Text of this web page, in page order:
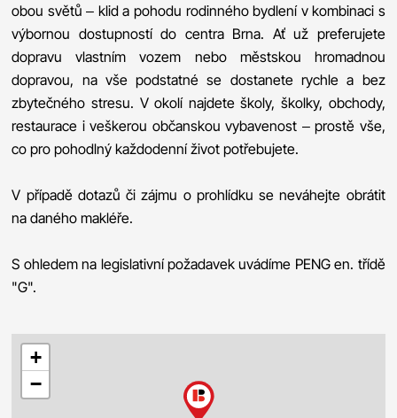
obou světů – klid a pohodu rodinného bydlení v kombinaci s
výbornou dostupností do centra Brna. Ať už preferujete
dopravu vlastním vozem nebo městskou hromadnou
dopravou, na vše podstatné se dostanete rychle a bez
zbytečného stresu. V okolí najdete školy, školky, obchody,
restaurace i veškerou občanskou vybavenost – prostě vše,
co pro pohodlný každodenní život potřebujete.
V případě dotazů či zájmu o prohlídku se neváhejte obrátit
na daného makléře.
S ohledem na legislativní požadavek uvádíme PENG en. třídě
"G".
+
−